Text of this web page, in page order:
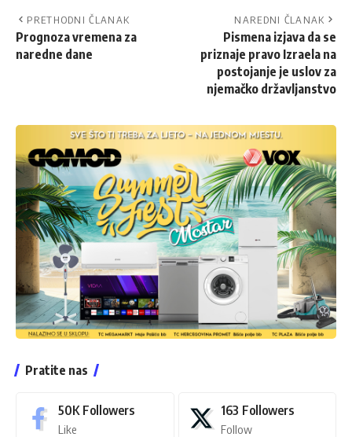
PRETHODNI ČLANAK
Prognoza vremena za
naredne dane
NAREDNI ČLANAK
Pismena izjava da se
priznaje pravo Izraela na
postojanje je uslov za
njemačko državljanstvo
Pratite nas
50K Followers
Like
163 Followers
Follow